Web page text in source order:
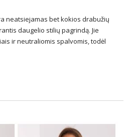
neatsiejamas bet kokios drabužių
daugelio stilių pagrindą. Jie
ir neutraliomis spalvomis, todėl
pagrindinės palaidinės yra